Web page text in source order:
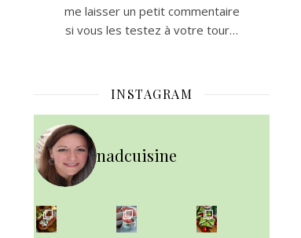
me laisser un petit commentaire
si vous les testez à votre tour…
INSTAGRAM
nadcuisine
~ NICE CREAM À LA FRAISE ~
Presque un mois que